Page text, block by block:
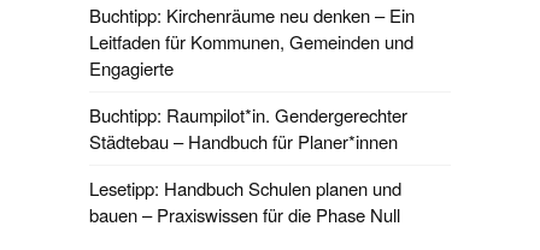
Buchtipp: Kirchenräume neu denken – Ein
Leitfaden für Kommunen, Gemeinden und
Engagierte
Buchtipp: Raumpilot*in. Gendergerechter
Städtebau – Handbuch für Planer*innen
Lesetipp: Handbuch Schulen planen und
bauen – Praxiswissen für die Phase Null